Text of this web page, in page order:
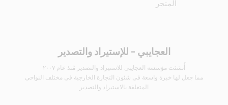
المتجر
العجايبي - للإستيراد والتصدير
أُنشئت مؤسسة العجايبى للاستيراد والتصدير مُنذ عام ٢٠٠٧
مما جعل لها خبرة واسعة فى شئون التجارة الخارجية فى مختلف النواحى
المتعلقة بالاستيراد والتصدير